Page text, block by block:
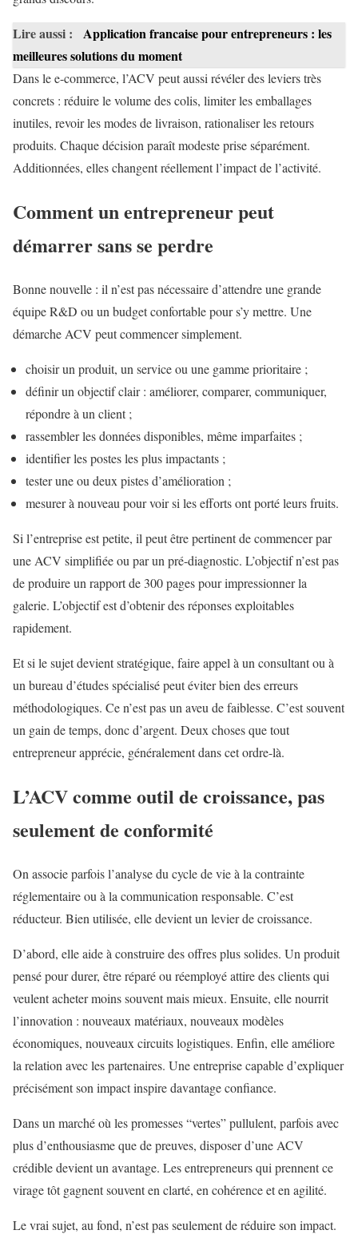
Lire aussi :
Application francaise pour entrepreneurs : les
meilleures solutions du moment
Dans le e-commerce, l’ACV peut aussi révéler des leviers très
concrets : réduire le volume des colis, limiter les emballages
inutiles, revoir les modes de livraison, rationaliser les retours
produits. Chaque décision paraît modeste prise séparément.
Additionnées, elles changent réellement l’impact de l’activité.
Comment un entrepreneur peut
démarrer sans se perdre
Bonne nouvelle : il n’est pas nécessaire d’attendre une grande
équipe R&D ou un budget confortable pour s’y mettre. Une
démarche ACV peut commencer simplement.
choisir un produit, un service ou une gamme prioritaire ;
définir un objectif clair : améliorer, comparer, communiquer,
répondre à un client ;
rassembler les données disponibles, même imparfaites ;
identifier les postes les plus impactants ;
tester une ou deux pistes d’amélioration ;
mesurer à nouveau pour voir si les efforts ont porté leurs fruits.
Si l’entreprise est petite, il peut être pertinent de commencer par
une ACV simplifiée ou par un pré-diagnostic. L’objectif n’est pas
de produire un rapport de 300 pages pour impressionner la
galerie. L’objectif est d’obtenir des réponses exploitables
rapidement.
Et si le sujet devient stratégique, faire appel à un consultant ou à
un bureau d’études spécialisé peut éviter bien des erreurs
méthodologiques. Ce n’est pas un aveu de faiblesse. C’est souvent
un gain de temps, donc d’argent. Deux choses que tout
entrepreneur apprécie, généralement dans cet ordre-là.
L’ACV comme outil de croissance, pas
seulement de conformité
On associe parfois l’analyse du cycle de vie à la contrainte
réglementaire ou à la communication responsable. C’est
réducteur. Bien utilisée, elle devient un levier de croissance.
D’abord, elle aide à construire des offres plus solides. Un produit
pensé pour durer, être réparé ou réemployé attire des clients qui
veulent acheter moins souvent mais mieux. Ensuite, elle nourrit
l’innovation : nouveaux matériaux, nouveaux modèles
économiques, nouveaux circuits logistiques. Enfin, elle améliore
la relation avec les partenaires. Une entreprise capable d’expliquer
précisément son impact inspire davantage confiance.
Dans un marché où les promesses “vertes” pullulent, parfois avec
plus d’enthousiasme que de preuves, disposer d’une ACV
crédible devient un avantage. Les entrepreneurs qui prennent ce
virage tôt gagnent souvent en clarté, en cohérence et en agilité.
Le vrai sujet, au fond, n’est pas seulement de réduire son impact.